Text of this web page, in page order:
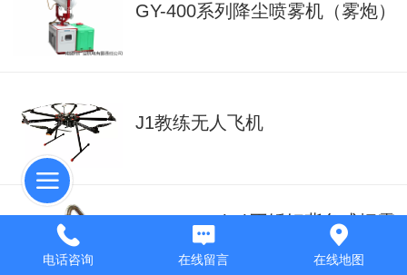
GY-400系列降尘喷雾机（雾炮）
J1教练无人飞机
6HYB-25B(W)不锈钢背负式烟雾
电话咨询 在线留言 在线地图